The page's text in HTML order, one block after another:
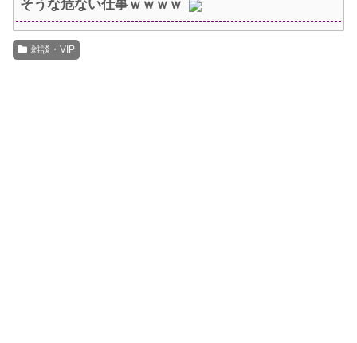
そうな危ない仕事ｗｗｗｗ
雑談・VIP